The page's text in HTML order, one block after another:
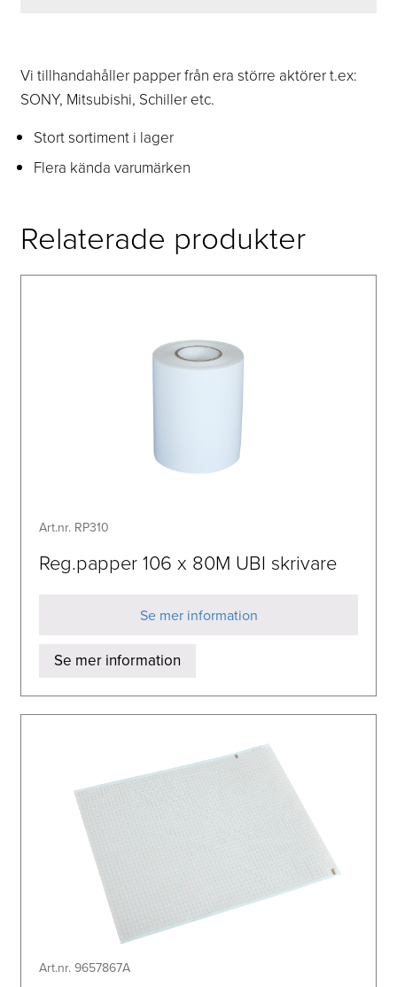
Vi tillhandahåller papper från era större aktörer t.ex:
SONY, Mitsubishi, Schiller etc.
Stort sortiment i lager
Flera kända varumärken
Relaterade produkter
Art.nr. RP310
Reg.papper 106 x 80M UBI skrivare
Se mer information
Se mer information
Art.nr. 9657867A